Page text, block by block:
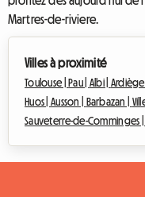
Martres-de-riviere.
Villes à proximité
Toulouse |Pau | Albi | Ardiège |
Huos | Ausson | Barbazan |
Sauveterre-de-Comminges